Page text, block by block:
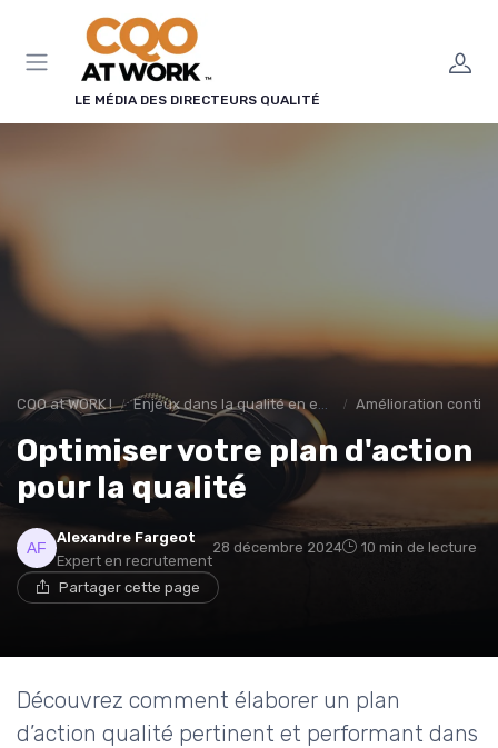
LE MÉDIA DES DIRECTEURS QUALITÉ
CQO at WORK ! Enjeux dans la qualité en entreprise Amélioration
Optimiser votre plan d'action
pour la qualité
Alexandre Fargeot
Expert en recrutement
28 décembre 2024 10 min de lecture
Partager cette page
Découvrez comment élaborer un plan
d’action qualité pertinent et performant dans
Panneau de gestion des cookies